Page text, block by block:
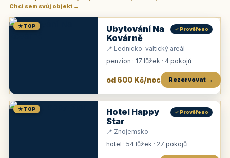
Chci sem svůj objekt →
★ TOP
Ubytování Na
Kovárně
✓ Prověřeno
📍 Lednicko-valtický areál
penzion · 17 lůžek · 4 pokojů
od 600 Kč/noc Rezervovat →
★ TOP
Hotel Happy
Star
✓ Prověřeno
📍 Znojemsko
hotel · 54 lůžek · 27 pokojů